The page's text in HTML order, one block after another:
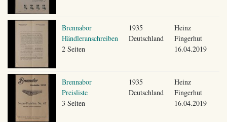
Brennabor
Händleranschreiben
2 Seiten
1935
Deutschland
Heinz
Fingerhut
16.04.2019
Brennabor
Preisliste
3 Seiten
1935
Deutschland
Heinz
Fingerhut
16.04.2019